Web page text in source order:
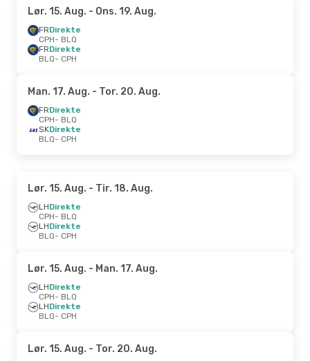
Lør. 15. Aug. - Ons. 19. Aug.
FRDirekte
CPH- BLQ
FRDirekte
BLQ- CPH
Man. 17. Aug. - Tor. 20. Aug.
FRDirekte
CPH- BLQ
SKDirekte
BLQ- CPH
Lør. 15. Aug. - Tir. 18. Aug.
LHDirekte
CPH- BLQ
LHDirekte
BLQ- CPH
Lør. 15. Aug. - Man. 17. Aug.
LHDirekte
CPH- BLQ
LHDirekte
BLQ- CPH
Lør. 15. Aug. - Tor. 20. Aug.